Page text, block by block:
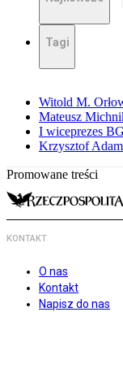
Tagi
Witold M.
Mateusz
I wiceprezes
Krzysztof
Promowane treści
KONTAKT
O nas
Kontakt
Napisz do nas